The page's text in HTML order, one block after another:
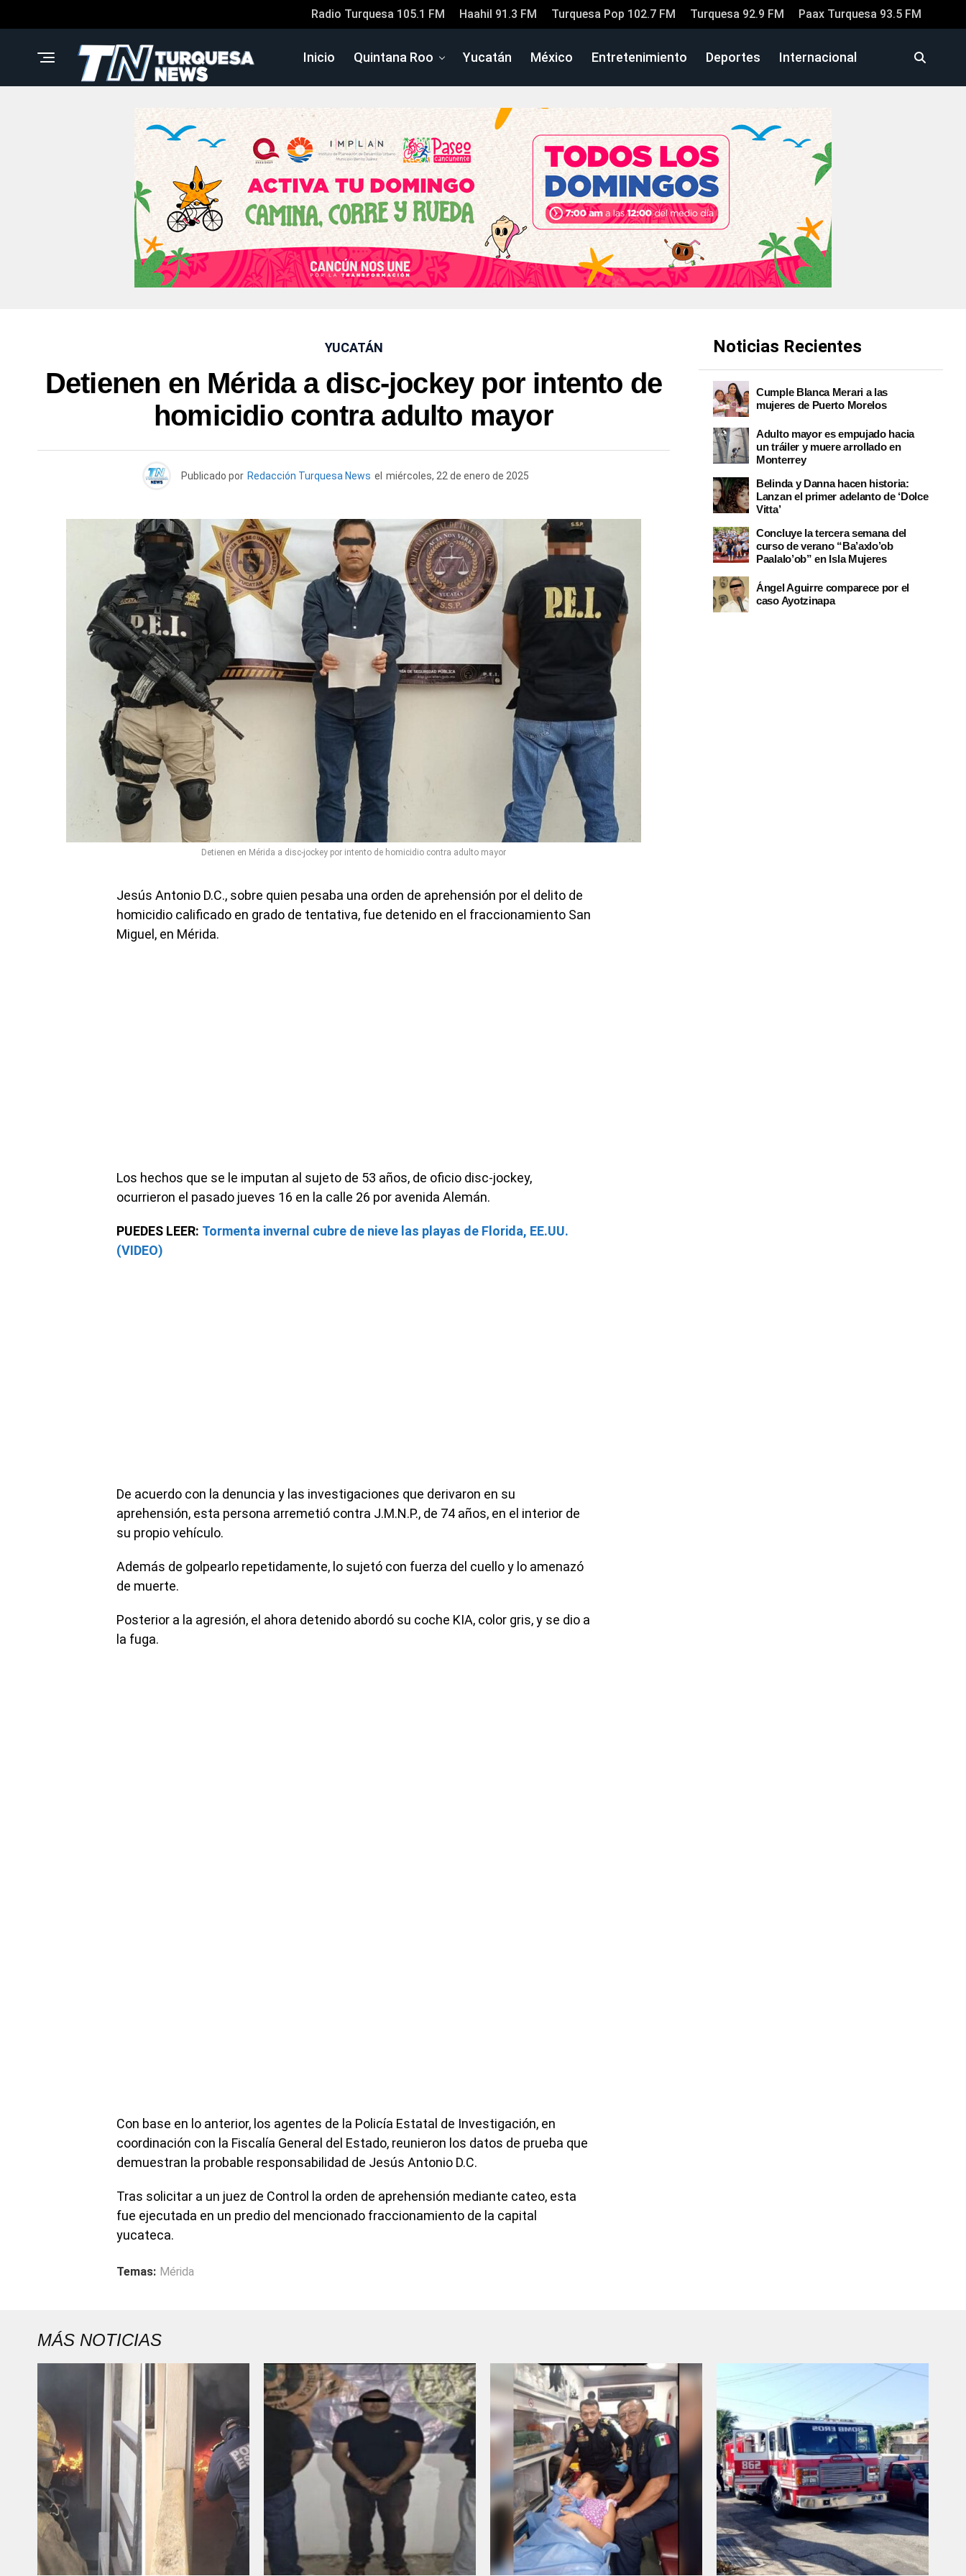
Radio Turquesa 105.1 FM Haahil 91.3 FM Turquesa Pop 102.7 FM Turquesa 92.9 FM Paax Turquesa 93.5 FM
Inicio Quintana Roo Yucatán México Entretenimiento Deportes Internacional
YUCATÁN
Detienen en Mérida a disc-jockey por intento de
homicidio contra adulto mayor
Publicado por Redacción Turquesa News el miércoles, 22 de enero de 2025
Detienen en Mérida a disc-jockey por intento de homicidio contra adulto mayor
Jesús Antonio D.C., sobre quien pesaba una orden de aprehensión por el delito de
homicidio calificado en grado de tentativa, fue detenido en el fraccionamiento San
Miguel, en Mérida.
Los hechos que se le imputan al sujeto de 53 años, de oficio disc-jockey,
ocurrieron el pasado jueves 16 en la calle 26 por avenida Alemán.
PUEDES LEER: Tormenta invernal cubre de nieve las playas de Florida, EE.UU.
(VIDEO)
De acuerdo con la denuncia y las investigaciones que derivaron en su
aprehensión, esta persona arremetió contra J.M.N.P., de 74 años, en el interior de
su propio vehículo.
Además de golpearlo repetidamente, lo sujetó con fuerza del cuello y lo amenazó
de muerte.
Posterior a la agresión, el ahora detenido abordó su coche KIA, color gris, y se dio a
la fuga.
Con base en lo anterior, los agentes de la Policía Estatal de Investigación, en
coordinación con la Fiscalía General del Estado, reunieron los datos de prueba que
demuestran la probable responsabilidad de Jesús Antonio D.C.
Tras solicitar a un juez de Control la orden de aprehensión mediante cateo, esta
fue ejecutada en un predio del mencionado fraccionamiento de la capital
yucateca.
Temas: Mérida
Noticias Recientes
Cumple Blanca Merari a las
mujeres de Puerto Morelos
Adulto mayor es empujado hacia
un tráiler y muere arrollado en
Monterrey
Belinda y Danna hacen historia:
Lanzan el primer adelanto de ‘Dolce
Vitta’
Concluye la tercera semana del
curso de verano “Ba’axlo’ob
Paalalo’ob” en Isla Mujeres
Ángel Aguirre comparece por el
caso Ayotzinapa
MÁS NOTICIAS